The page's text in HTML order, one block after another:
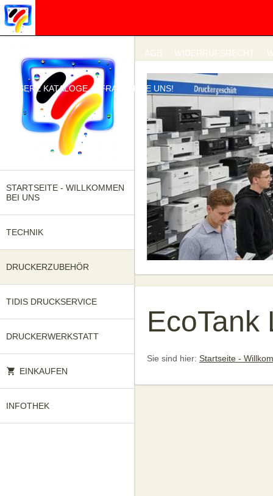
AGB WIDERRUFSRECHT
UNSERE KATALOGE FRAGEN SIE UNS!
STARTSEITE - WILLKOMMEN
BEI UNS
TECHNIK
DRUCKERZUBEHÖR
TIDIS DRUCKSERVICE
DRUCKERWERKSTATT
EINKAUFEN
INFOTHEK
EcoTank
Sie sind hier: Startseite -